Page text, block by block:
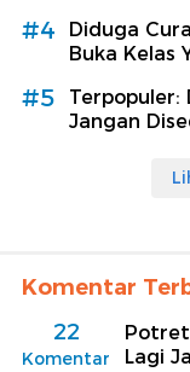
#4
Diduga
Buka Kelas
#5
Terpopuler:
Jangan
Komentar
22
Komentar
Lagi